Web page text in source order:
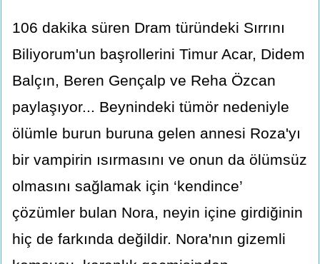
106 dakika süren Dram türündeki Sırrını
Biliyorum'un başrollerini Timur Acar, Didem
Balçın, Beren Gençalp ve Reha Özcan
paylaşıyor... Beynindeki tümör nedeniyle
ölümle burun buruna gelen annesi Roza'yı
bir vampirin ısırmasını ve onun da ölümsüz
olmasını sağlamak için ‘kendince’
çözümler bulan Nora, neyin içine girdiğinin
hiç de farkında değildir. Nora'nın gizemli